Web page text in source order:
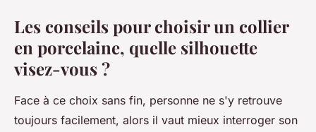
Les conseils pour choisir un collier
en porcelaine, quelle silhouette
visez-vous ?
Face à ce choix sans fin, personne ne s'y retrouve
toujours facilement, alors il vaut mieux interroger son